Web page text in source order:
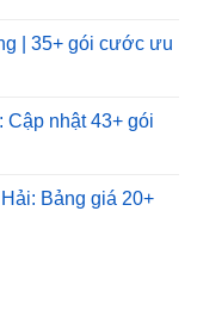
| 35+ gói cước ưu
Cập nhật 43+ gói
Bảng giá 20+